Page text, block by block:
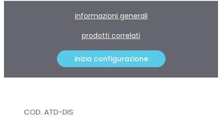
informazioni generali
prodotti correlati
inizia configurazione
COD. ATD-DIS